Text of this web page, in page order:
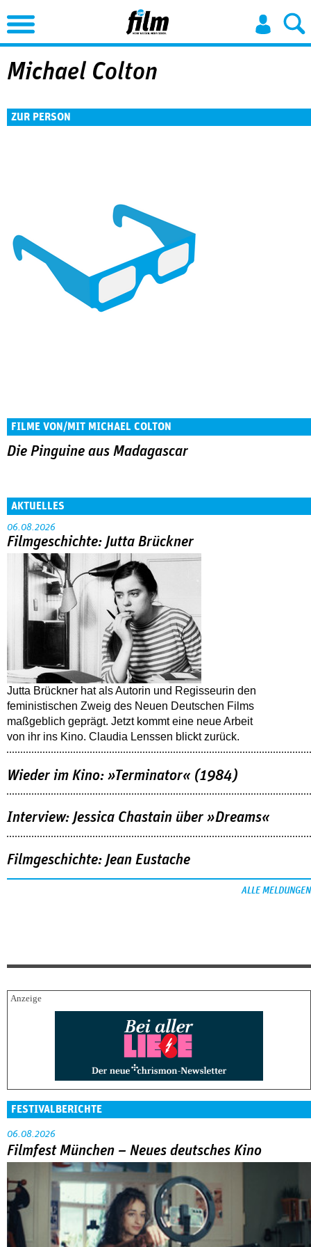
Jump to Navigation
Michael Colton
ZUR PERSON
FILME VON/MIT MICHAEL COLTON
Die Pinguine aus Madagascar
AKTUELLES
06.08.2026
Filmgeschichte: Jutta Brückner
Jutta Brückner hat als Autorin und Regisseurin den
feministischen Zweig des Neuen Deutschen Films
maßgeblich geprägt. Jetzt kommt eine neue Arbeit
von ihr ins Kino. Claudia Lenssen blickt zurück.
Wieder im Kino: »Terminator« (1984)
Interview: Jessica Chastain über »Dreams«
Filmgeschichte: Jean Eustache
ALLE MELDUNGEN
FESTIVALBERICHTE
06.08.2026
Filmfest München – Neues deutsches Kino